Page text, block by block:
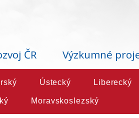
ČR Výzkumné
Ústecký Liberecký
Moravskoslezský